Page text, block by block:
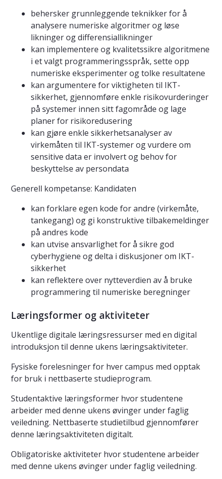
behersker grunnleggende teknikker for å
analysere numeriske algoritmer og løse
likninger og differensiallikninger
kan implementere og kvalitetssikre algoritmene
i et valgt programmeringsspråk, sette opp
numeriske eksperimenter og tolke resultatene
kan argumentere for viktigheten til IKT-
sikkerhet, gjennomføre enkle risikovurderinger
på systemer innen sitt fagområde og lage
planer for risikoredusering
kan gjøre enkle sikkerhetsanalyser av
virkemåten til IKT-systemer og vurdere om
sensitive data er involvert og behov for
beskyttelse av persondata
Generell kompetanse: Kandidaten
kan forklare egen kode for andre (virkemåte,
tankegang) og gi konstruktive tilbakemeldinger
på andres kode
kan utvise ansvarlighet for å sikre god
cyberhygiene og delta i diskusjoner om IKT-
sikkerhet
kan reflektere over nytteverdien av å bruke
programmering til numeriske beregninger
Læringsformer og aktiviteter
Ukentlige digitale læringsressurser med en digital
introduksjon til denne ukens læringsaktiviteter.
Fysiske forelesninger for hver campus med opptak
for bruk i nettbaserte studieprogram.
Studentaktive læringsformer hvor studentene
arbeider med denne ukens øvinger under faglig
veiledning. Nettbaserte studietilbud gjennomfører
denne læringsaktiviteten digitalt.
Obligatoriske aktiviteter hvor studentene arbeider
med denne ukens øvinger under faglig veiledning.